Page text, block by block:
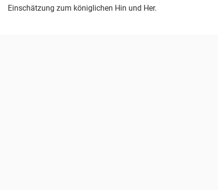
Einschätzung zum königlichen Hin und Her.